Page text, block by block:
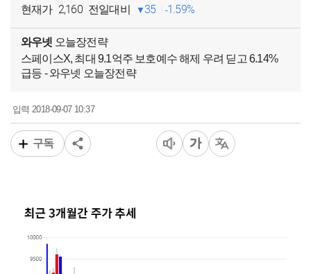
현재가 2,160 전일대비 35 1.59%
와우넷 오늘장전략
스페이스X, 최대 9.1억주 보호예수 해제 우려 딛고 6.14%
급등 - 와우넷 오늘장전략
입력2018-09-07 10:37
구독